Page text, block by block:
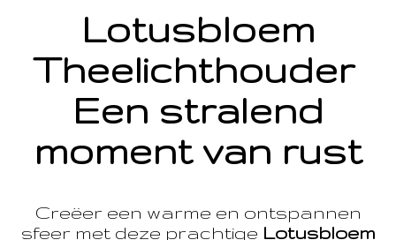
Lotusbloem
Theelichthouder
Een stralend
moment van rust
Creëer een warme en ontspannen
sfeer met deze prachtige Lotusbloem